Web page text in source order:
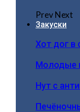
PrevNext
Закуски
Хот дог в
Молодые
Нут с